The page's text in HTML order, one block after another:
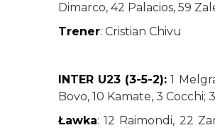
Dimarco, 42 Palacios, 59
Trener: Cristian Chivu
INTER U23 (3-5-2): 1
Bovo, 10 Kamate, 3 Cocchi;
Ławka: 12 Raimondi, 22